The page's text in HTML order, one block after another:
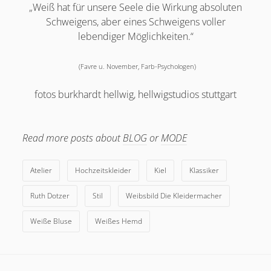
„Weiß hat für unsere Seele die Wirkung absoluten
Schweigens, aber eines Schweigens voller
lebendiger Möglichkeiten.“
(Favre u. November, Farb-Psychologen)
fotos burkhardt hellwig, hellwigstudios stuttgart
Read more posts aboutBLOGorMODE
Atelier Hochzeitskleider Kiel Klassiker
Ruth Dotzer Stil Weibsbild Die Kleidermacher
Weiße Bluse Weißes Hemd